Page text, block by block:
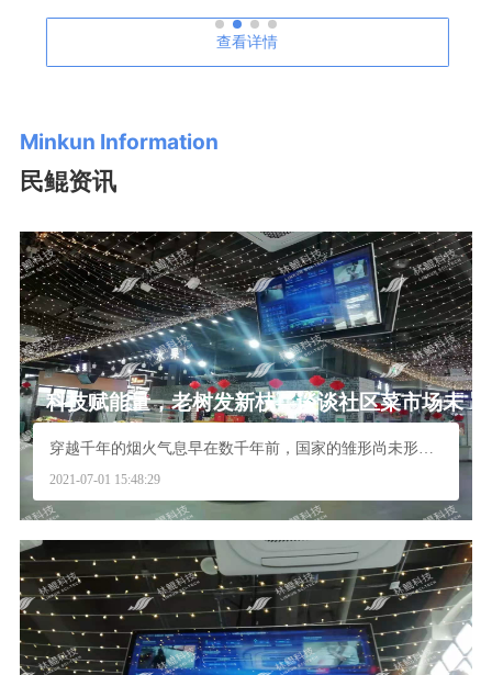
查看详情
Minkun Information
民鲲资讯
科技赋能量，老树发新枝—谈谈社区菜市场未
来的发展方向
穿越千年的烟火气息早在数千年前，国家的雏形尚未形成...
2021-07-01 15:48:29